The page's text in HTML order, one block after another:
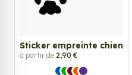
Sticker empreinte chien
à partir de 2,90 €